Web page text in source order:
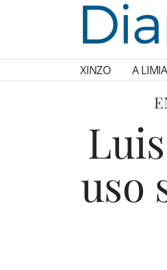
XINZO A LIMIA
uso